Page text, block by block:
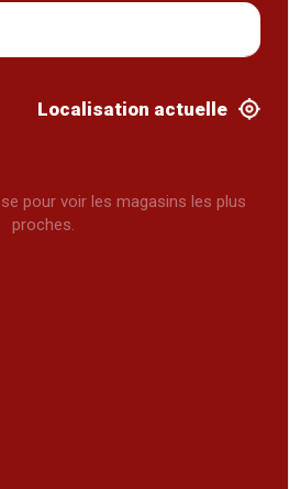
Localisation actuelle
pour voir les magasins les plus
proches.